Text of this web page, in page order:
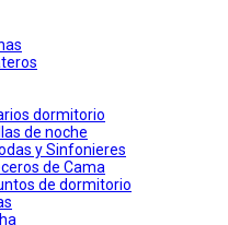
dormitorio
de noche
y Sinfonieres
de Cama
de dormitorio